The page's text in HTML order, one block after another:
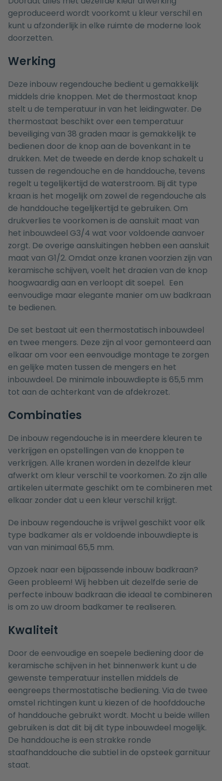
geproduceerd wordt voorkomt u kleur verschil en
kunt u afzonderlijk in elke ruimte de moderne look
doorzetten.
Werking
Deze inbouw regendouche bedient u gemakkelijk
middels drie knoppen. Met de thermostaat knop
stelt u de temperatuur in van het leidingwater. De
thermostaat beschikt over een temperatuur
beveiliging van 38 graden maar is gemakkelijk te
bedienen door de knop aan de bovenkant in te
drukken. Met de tweede en derde knop schakelt u
tussen de regendouche en de handdouche, tevens
regelt u tegelijkertijd de waterstroom. Bij dit type
kraan is het mogelijk om zowel de regendouche als
de handdouche tegelijkertijd te gebruiken. Om
drukverlies te voorkomen is de aansluit maat van
het inbouwdeel G3/4 wat voor voldoende aanvoer
zorgt. De overige aansluitingen hebben een aansluit
maat van G1/2. Omdat onze kranen voorzien zijn van
keramische schijven, voelt het draaien van de knop
hoogwaardig aan en verloopt dit soepel. Een
eenvoudige maar elegante manier om uw badkraan
te bedienen.
De set bestaat uit een thermostatisch inbouwdeel
en twee mengers. Deze zijn al voor gemonteerd aan
elkaar om voor een eenvoudige montage te zorgen
en gelijke maten tussen de mengers en het
inbouwdeel. De minimale inbouwdiepte is 65,5 mm
tot aan de achterkant van de afdekrozet.
Combinaties
De inbouw regendouche is in meerdere kleuren te
verkrijgen en opstellingen van de knoppen te
verkrijgen. Alle kranen worden in dezelfde kleur
afwerkt om kleur verschil te voorkomen. Zo zijn alle
artikelen uitermate geschikt om te combineren met
elkaar zonder dat u een kleur verschil krijgt.
De inbouw regendouche is vrijwel geschikt voor elk
type badkamer als er voldoende inbouwdiepte is
van van minimaal 65,5 mm.
Opzoek naar een bijpassende inbouw badkraan?
Geen probleem! Wij hebben uit dezelfde serie de
perfecte inbouw badkraan die ideaal te combineren
is om zo uw droom badkamer te realiseren.
Kwaliteit
Door de eenvoudige en soepele bediening door de
keramische schijven in het binnenwerk kunt u de
gewenste temperatuur instellen middels de
eengreeps thermostatische bediening. Via de twee
omstel richtingen kunt u kiezen of de hoofddouche
of handdouche gebruikt wordt. Mocht u beide willen
gebruiken is dat dit bij dit type inbouwdeel mogelijk.
De handdouche is een strakke ronde
staafhanddouche die subtiel in de opsteek garnituur
staat.